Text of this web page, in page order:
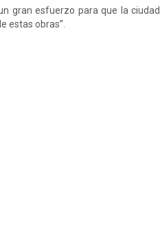
gran esfuerzo para que la ciudad
estas obras”.